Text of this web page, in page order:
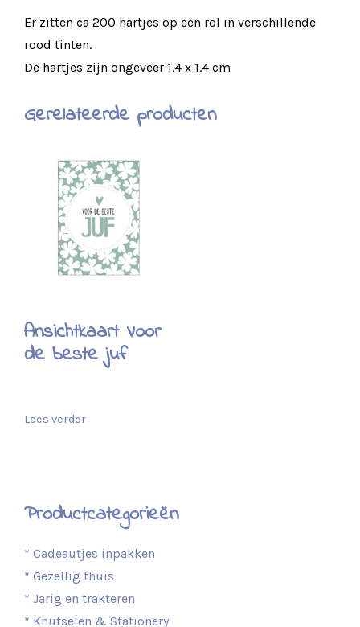
Er zitten ca 200 hartjes op een rol in verschillende
rood tinten.
De hartjes zijn ongeveer 1.4 x 1.4 cm
Gerelateerde producten
Ansichtkaart Voor
de beste juf
Lees verder
Productcategorieën
* Cadeautjes inpakken
* Gezellig thuis
* Jarig en trakteren
* Knutselen & Stationery